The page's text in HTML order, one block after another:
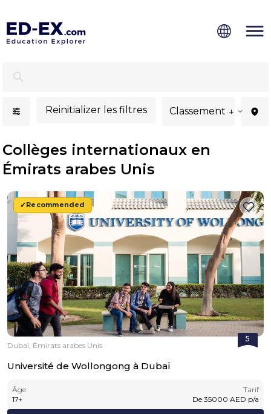
Reinitializer les filtres Classement ↓
Collèges internationaux en
Émirats arabes Unis
Recommended
5
Dubaï, Émirats arabes Unis
Université de Wollongong à Dubaï
Âge
17+
Tarif
De 35000 AED p/a